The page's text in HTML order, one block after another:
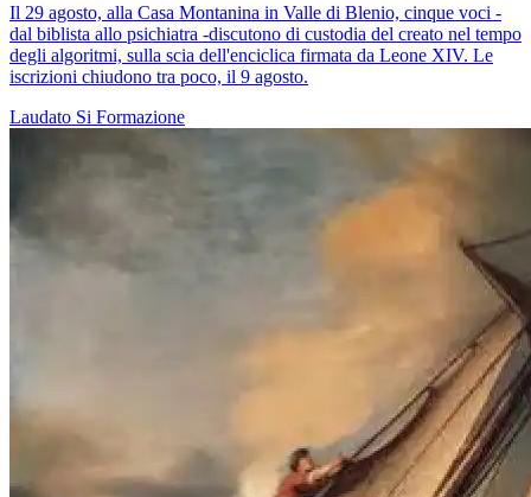
Il 29 agosto, alla Casa Montanina in Valle di Blenio, cinque voci -
dal biblista allo psichiatra -discutono di custodia del creato nel tempo
degli algoritmi, sulla scia dell'enciclica firmata da Leone XIV. Le
iscrizioni chiudono tra poco, il 9 agosto.
Laudato Si Formazione